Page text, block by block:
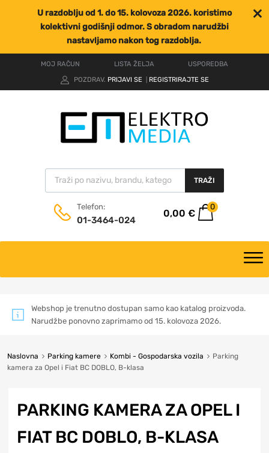
U razdoblju od 1. do 15. kolovoza 2026. koristimo
kolektivni godišnji odmor. S obradom narudžbi
nastavljamo nakon tog razdoblja.
MOJ RAČUN LISTA ŽELJA
USPOREDBA
POZDRAV. PRIJAVI SE REGISTRIRAJTE SE
TRAŽI
Telefon:
01-3464-024
0,00 €
0
Webshop je trenutno dostupan samo kao katalog proizvoda.
Narudžbe ponovno zaprimamo od 15. kolovoza 2026.
Naslovna Parking kamere Kombi - Gospodarska vozila
Parking
kamera za Opel i Fiat BC DOBLO, B-klasa
PARKING KAMERA ZA OPEL I
FIAT BC DOBLO, B-KLASA